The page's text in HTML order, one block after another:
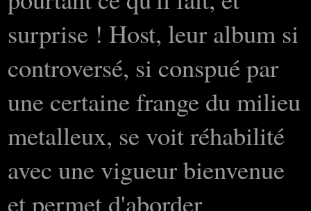
surprise ! Host, leur album si
controversé, si conspué par
une certaine frange du milieu
metalleux, se voit réhabilité
avec une vigueur bienvenue
et permet d'aborder